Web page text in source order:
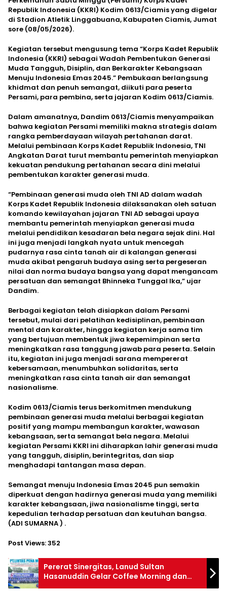
Republik Indonesia (KKRI) Kodim 0613/Ciamis yang digelar
di Stadion Atletik Linggabuana, Kabupaten Ciamis, Jumat
sore (08/05/2026).
Kegiatan tersebut mengusung tema “Korps Kadet Republik
Indonesia (KKRI) sebagai Wadah Pembentukan Generasi
Muda Tangguh, Disiplin, dan Berkarakter Kebangsaan
Menuju Indonesia Emas 2045.” Pembukaan berlangsung
khidmat dan penuh semangat, diikuti para peserta
Persami, para pembina, serta jajaran Kodim 0613/Ciamis.
Dalam amanatnya, Dandim 0613/Ciamis menyampaikan
bahwa kegiatan Persami memiliki makna strategis dalam
rangka pemberdayaan wilayah pertahanan darat.
Melalui pembinaan Korps Kadet Republik Indonesia, TNI
Angkatan Darat turut membantu pemerintah menyiapkan
kekuatan pendukung pertahanan secara dini melalui
pembentukan karakter generasi muda.
“Pembinaan generasi muda oleh TNI AD dalam wadah
Korps Kadet Republik Indonesia dilaksanakan oleh satuan
komando kewilayahan jajaran TNI AD sebagai upaya
membantu pemerintah menyiapkan generasi muda
melalui pendidikan kesadaran bela negara sejak dini. Hal
ini juga menjadi langkah nyata untuk mencegah
pudarnya rasa cinta tanah air di kalangan generasi
muda akibat pengaruh budaya asing serta pergeseran
nilai dan norma budaya bangsa yang dapat mengancam
persatuan dan semangat Bhinneka Tunggal Ika,” ujar
Dandim.
Berbagai kegiatan telah disiapkan dalam Persami
tersebut, mulai dari pelatihan kedisiplinan, pembinaan
mental dan karakter, hingga kegiatan kerja sama tim
yang bertujuan membentuk jiwa kepemimpinan serta
meningkatkan rasa tanggung jawab para peserta. Selain
itu, kegiatan ini juga menjadi sarana mempererat
kebersamaan, menumbuhkan solidaritas, serta
meningkatkan rasa cinta tanah air dan semangat
nasionalisme.
Kodim 0613/Ciamis terus berkomitmen mendukung
pembinaan generasi muda melalui berbagai kegiatan
positif yang mampu membangun karakter, wawasan
kebangsaan, serta semangat bela negara. Melalui
kegiatan Persami KKRI ini diharapkan lahir generasi muda
yang tangguh, disiplin, berintegritas, dan siap
menghadapi tantangan masa depan.
Semangat menuju Indonesia Emas 2045 pun semakin
diperkuat dengan hadirnya generasi muda yang memiliki
karakter kebangsaan, jiwa nasionalisme tinggi, serta
kepedulian terhadap persatuan dan keutuhan bangsa.
(ADI SUMARNA ) .
Post Views:352
Pererat Sinergitas, Lanud Sultan
Hasanuddin Gelar Coffee Morning dan
Latihan Menembak Eksekutif Bersama